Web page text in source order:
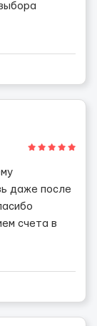
даже после
счета в